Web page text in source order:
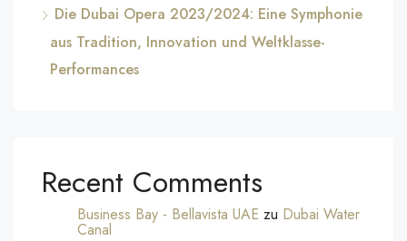
Die Dubai Opera 2023/2024: Eine Symphonie
aus Tradition, Innovation und Weltklasse-
Performances
Recent Comments
Business Bay - Bellavista UAE zu Dubai Water
Canal